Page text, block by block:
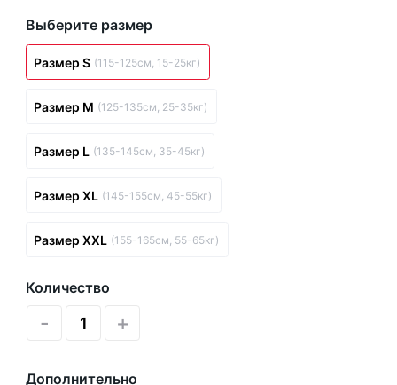
Выберите размер
Размер S (115-125см, 15-25кг)
Размер M (125-135см, 25-35кг)
Размер L (135-145см, 35-45кг)
Размер XL (145-155см, 45-55кг)
Размер XXL (155-165см, 55-65кг)
Количество
- +
Дополнительно